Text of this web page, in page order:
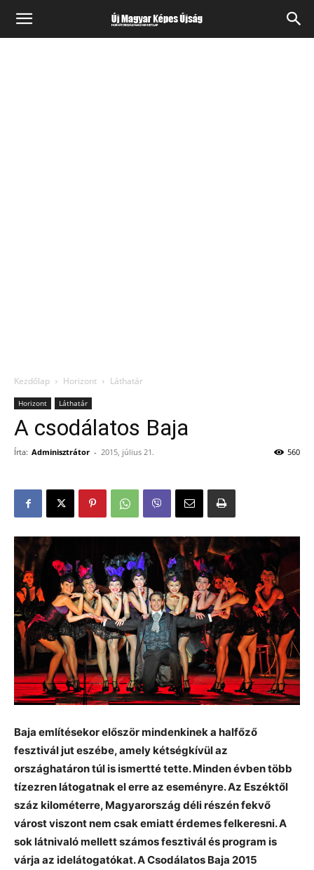
Kezdőlap Horizont Láthatár
Horizont Láthatár
A csodálatos Baja
Írta: Adminisztrátor - 2015, július 21. 560
Baja említésekor először mindenkinek a halfőző
fesztivál jut eszébe, amely kétségkívül az
országhatáron túl is ismertté tette. Minden évben több
tízezren látogatnak el erre az eseményre. Az Eszéktől
száz kilométerre, Magyarország déli részén fekvő
várost viszont nem csak emiatt érdemes felkeresni. A
sok látnivaló mellett számos fesztivál és program is
várja az idelátogatókat. A Csodálatos Baja 2015